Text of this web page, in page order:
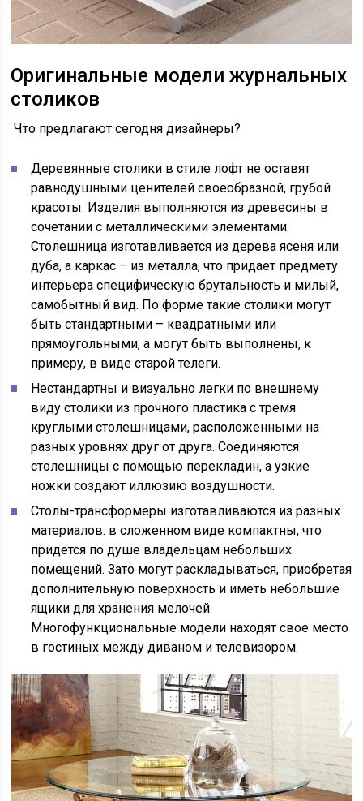
Оригинальные модели журнальных
столиков
Что предлагают сегодня дизайнеры?
Деревянные столики в стиле лофт не оставят
равнодушными ценителей своеобразной, грубой
красоты. Изделия выполняются из древесины в
сочетании с металлическими элементами.
Столешница изготавливается из дерева ясеня или
дуба, а каркас – из металла, что придает предмету
интерьера специфическую брутальность и милый,
самобытный вид. По форме такие столики могут
быть стандартными – квадратными или
прямоугольными, а могут быть выполнены, к
примеру, в виде старой телеги.
Нестандартны и визуально легки по внешнему
виду столики из прочного пластика с тремя
круглыми столешницами, расположенными на
разных уровнях друг от друга. Соединяются
столешницы с помощью перекладин, а узкие
ножки создают иллюзию воздушности.
Столы-трансформеры изготавливаются из разных
материалов. в сложенном виде компактны, что
придется по душе владельцам небольших
помещений. Зато могут раскладываться, приобретая
дополнительную поверхность и иметь небольшие
ящики для хранения мелочей.
Многофункциональные модели находят свое место
в гостиных между диваном и телевизором.